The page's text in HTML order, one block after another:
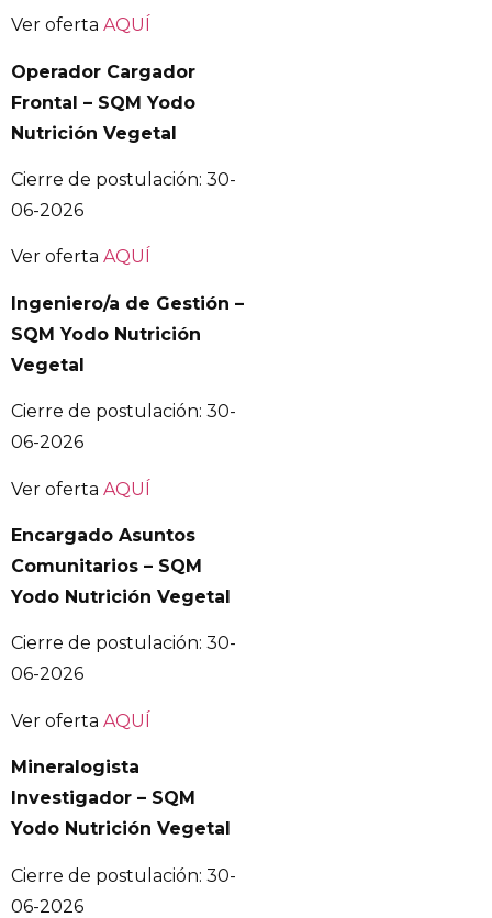
Ver oferta AQUÍ
Operador Cargador
Frontal – SQM Yodo
Nutrición Vegetal
Cierre de postulación: 30-
06-2026
Ver oferta AQUÍ
Ingeniero/a de Gestión –
SQM Yodo Nutrición
Vegetal
Cierre de postulación: 30-
06-2026
Ver oferta AQUÍ
Encargado Asuntos
Comunitarios – SQM
Yodo Nutrición Vegetal
Cierre de postulación: 30-
06-2026
Ver oferta AQUÍ
Mineralogista
Investigador – SQM
Yodo Nutrición Vegetal
Cierre de postulación: 30-
06-2026